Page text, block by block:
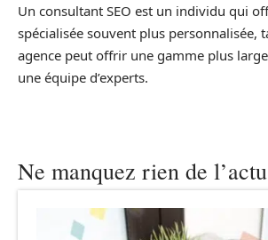
Un consultant SEO est un individu qui
spécialisée souvent plus personnalisée,
agence peut offrir une gamme plus
une équipe d’experts.
Ne manquez rien de